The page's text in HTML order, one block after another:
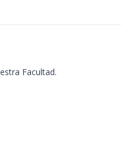
Facultad.